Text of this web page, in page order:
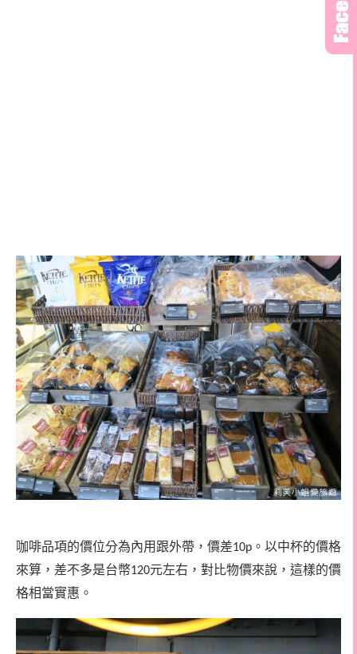
咖啡品項的價位分為內用跟外帶，價差10p 。以中杯的價格
來算，差不多是台幣120元左右，對比物價來說，這樣的價
格相當實惠。